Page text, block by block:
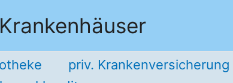
priv. Krankenversicherung